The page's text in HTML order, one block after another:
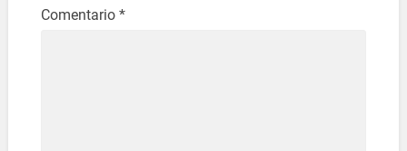
Comentario *